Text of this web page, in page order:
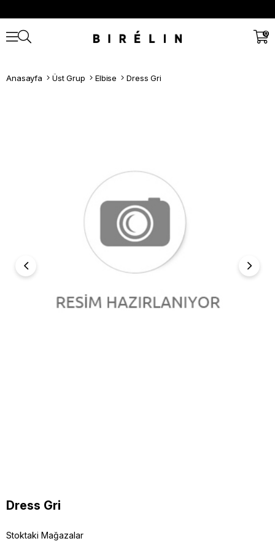
0
Anasayfa Üst Grup Elbise Dress Gri
Dress Gri
Stoktaki Mağazalar